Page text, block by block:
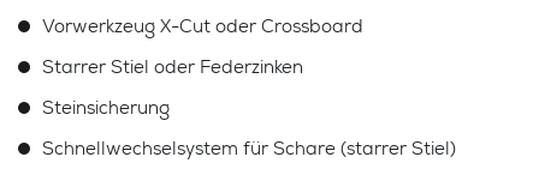
Vorwerkzeug X-Cut oder Crossboard
Starrer Stiel oder Federzinken
Steinsicherung
Schnellwechselsystem für Schare (starrer Stiel)